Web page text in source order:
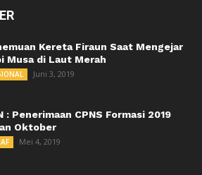
Kereta Firaun Saat Mengejar
Musa di Laut Merah
Juni 3, 2019
: Penerimaan CPNS Formasi 2019
Oktober
Mei 4, 2019